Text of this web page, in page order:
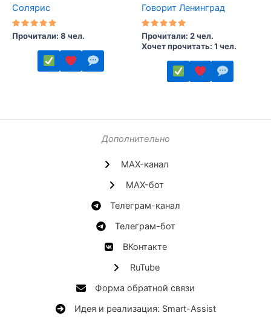
Солярис
Оценка
5.00
Прочитали: 8 чел.
Говорит Ленинград
Оценка
5.00
из 5
Прочитали: 2 чел.
Хочет прочитать: 1 чел.
несколько
Опции
можно
на
странице
Дополнительно
MAX-канал
MAX-бот
Телеграм-канал
Телеграм-бот
ВКонтакте
RuTube
Форма обратной связи
Идея и реализация: Smart-Assist